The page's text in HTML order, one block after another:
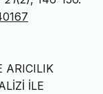
ARICILIK
İLE